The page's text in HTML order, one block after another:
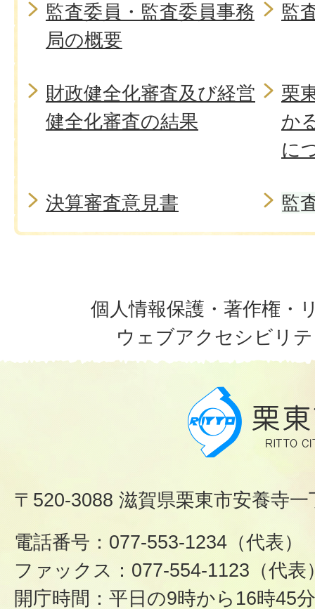
監査委員・監査委員事務
局の概要
監
財政健全化審査及び経営
健全化審査の結果
栗
か
に
決算審査意見書 監
個人情報保護・著作権・
ウェブアクセシビリ
〒520-3088 滋賀県栗東市安養寺
電話番号：077-553-1234（代表）
ファックス：077-554-1123（代表
開庁時間：平日の9時から16時45分